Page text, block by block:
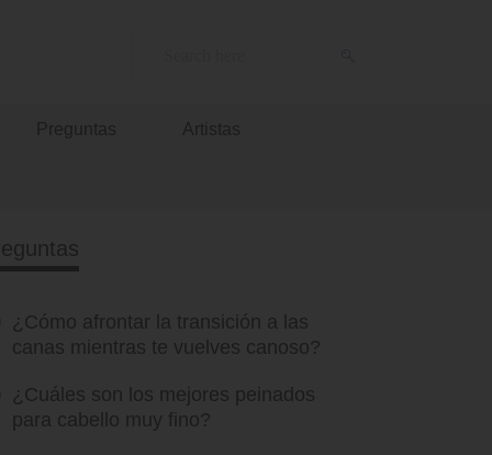
¿Cómo afrontar la transición a las
canas mientras te vuelves canoso?
¿Cuáles son los mejores peinados
para cabello muy fino?